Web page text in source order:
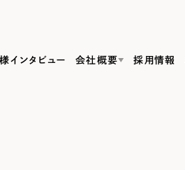
インタビュー 会社概要 採用情報